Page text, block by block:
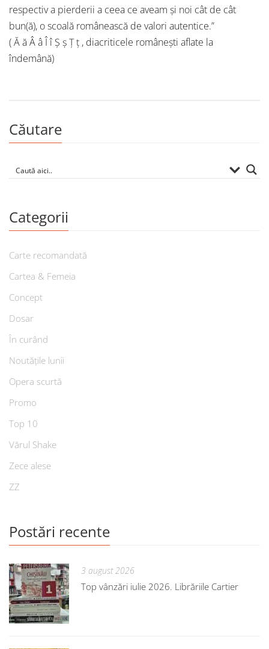
respectiv a pierderii a ceea ce aveam și noi cât de cât
bun(ă), o scoală românească de valori autentice.”
( Ă ă Â â Î î Ș ș Ț ț , diacriticele românești aflate la
îndemână)
Căutare
Categorii
Carte recomandată
Cartea & Femeia
Concept
Dosar
În curând
Noutățile lunii
Opera scurtă
Promo
Top 10
Vărul Shake
Zece alese
ZZ
Postări recente
3 august 2026
Top vânzări iulie 2026. Librăriile Cartier